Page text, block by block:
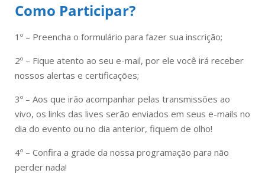
Como Participar?
1º – Preencha o formulário para fazer sua inscrição;
2º – Fique atento ao seu e-mail, por ele você irá receber
nossos alertas e certificações;
3º – Aos que irão acompanhar pelas transmissões ao
vivo, os links das lives serão enviados em seus e-mails no
dia do evento ou no dia anterior, fiquem de olho!
4º – Confira a grade da nossa programação para não
perder nada!